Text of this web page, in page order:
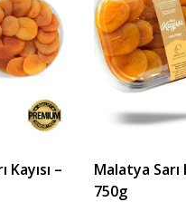
Kayısı –
Malatya Sarı
750g